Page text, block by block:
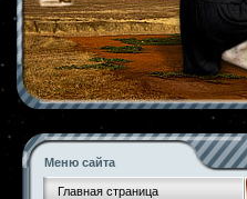
Меню сайта
Главная страница